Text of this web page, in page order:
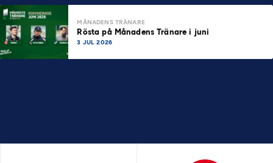
MÅNADENS TRÄNARE
Rösta på Månadens Tränare i juni
3 JUL 2026